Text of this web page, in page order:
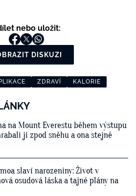
nebo uložit:
DISKUZI
ZDRAVÍ KALORIE
na Mount Everestu během výstupu
ji zpod sněhu a ona stejně
slaví narozeniny: Život v
osudová láska a tajné plány na